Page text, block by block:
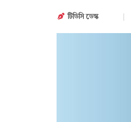
টিডিসি ‍ডেস্ক